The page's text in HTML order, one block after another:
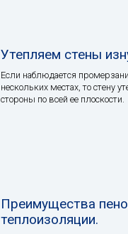
Утепляем стены
Если наблюдается
нескольких местах, то стену
стороны по всей ее плоскости.
Преимущества
теплоизоляции.